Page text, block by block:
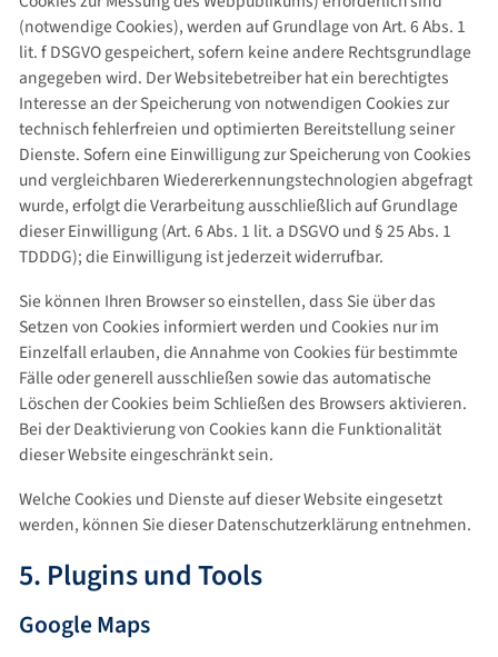
(notwendige Cookies), werden auf Grundlage von Art. 6 Abs. 1
lit. f DSGVO gespeichert, sofern keine andere Rechtsgrundlage
angegeben wird. Der Websitebetreiber hat ein berechtigtes
Interesse an der Speicherung von notwendigen Cookies zur
technisch fehlerfreien und optimierten Bereitstellung seiner
Dienste. Sofern eine Einwilligung zur Speicherung von Cookies
und vergleichbaren Wiedererkennungstechnologien abgefragt
wurde, erfolgt die Verarbeitung ausschließlich auf Grundlage
dieser Einwilligung (Art. 6 Abs. 1 lit. a DSGVO und § 25 Abs. 1
TDDDG); die Einwilligung ist jederzeit widerrufbar.
Sie können Ihren Browser so einstellen, dass Sie über das
Setzen von Cookies informiert werden und Cookies nur im
Einzelfall erlauben, die Annahme von Cookies für bestimmte
Fälle oder generell ausschließen sowie das automatische
Löschen der Cookies beim Schließen des Browsers aktivieren.
Bei der Deaktivierung von Cookies kann die Funktionalität
dieser Website eingeschränkt sein.
Welche Cookies und Dienste auf dieser Website eingesetzt
werden, können Sie dieser Datenschutzerklärung entnehmen.
5. Plugins und Tools
Google Maps